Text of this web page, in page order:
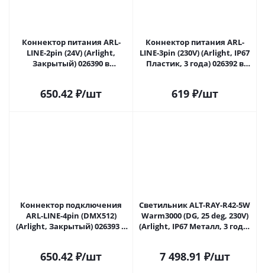
Коннектор питания ARL-
LINE-2pin (24V) (Arlight,
Закрытый) 026390 в
650.42 ₽/шт
Коннектор питания ARL-
LINE-3pin (230V) (Arlight, IP67
Пластик, 3 года) 026392 в
619₽/шт
Коннектор подключения
ARL-LINE-4pin (DMX512)
(Arlight, Закрытый) 026393 в
650.42 ₽/шт
Светильник ALT-RAY-R42-5W
Warm3000 (DG, 25 deg, 230V)
(Arlight, IP67 Металл, 3 года)
7 498.91 ₽/шт